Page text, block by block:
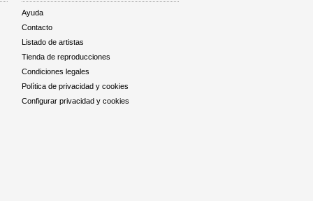
Ayuda
Contacto
Listado de artistas
Tienda de reproducciones
Condiciones legales
Política de privacidad y cookies
Configurar privacidad y cookies